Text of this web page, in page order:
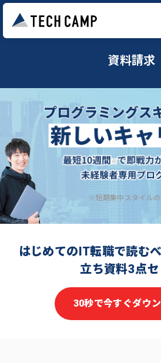
資料請求
※短期集中スタイル
はじめてのIT転職で読む
立ち資料3点セ
30秒で今すぐダウ